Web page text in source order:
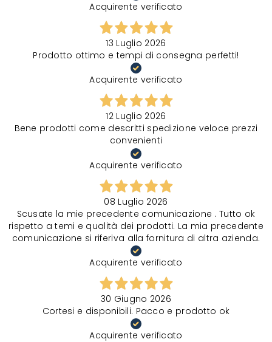
Acquirente verificato
13 Luglio 2026
Prodotto ottimo e tempi di consegna perfetti!
Acquirente verificato
12 Luglio 2026
Bene prodotti come descritti spedizione veloce prezzi
convenienti
Acquirente verificato
08 Luglio 2026
Scusate la mie precedente comunicazione . Tutto ok
rispetto a temi e qualità dei prodotti. La mia precedente
comunicazione si riferiva alla fornitura di altra azienda.
Acquirente verificato
30 Giugno 2026
Cortesi e disponibili. Pacco e prodotto ok
Acquirente verificato